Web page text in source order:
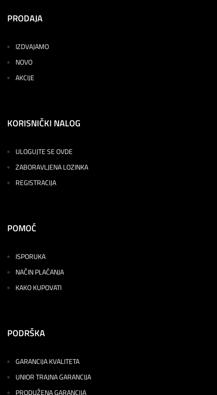
PRODAJA
IZDVAJAMO
NOVO
AKCIJE
KORISNIČKI NALOG
ULOGUJTE SE OVDE
ZABORAVLJENA LOZINKA
REGISTRACIJA
POMOĆ
ISPORUKA
NAČIN PLAĆANJA
KAKO KUPOVATI
PODRŠKA
GARANCIJA KVALITETA
UNIOR TRAJNA GARANCIJA
PRODUŽENA GARANCIJA